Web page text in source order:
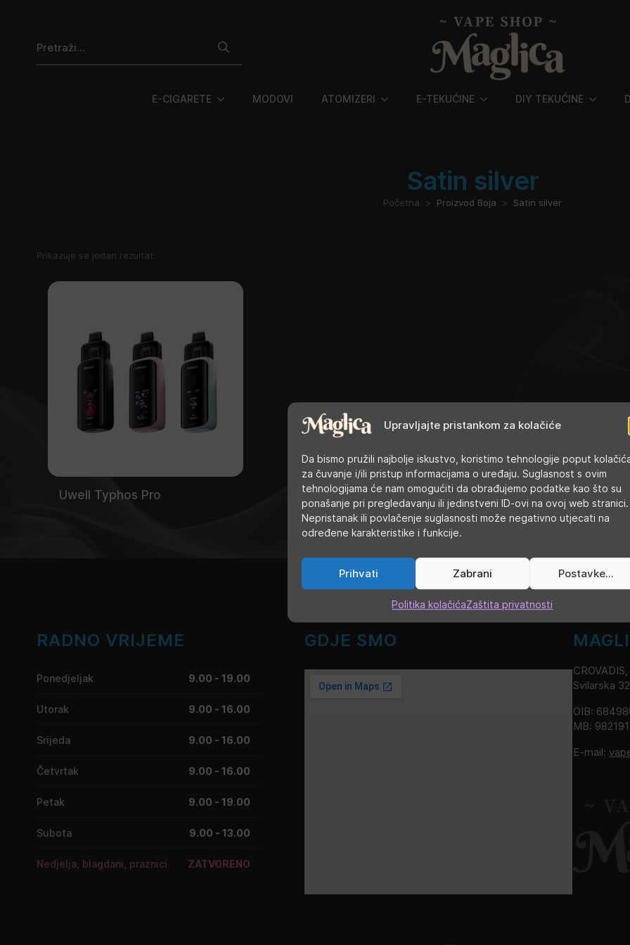
Upravljajte pristankom za kolačiće
Da bismo pružili najbolje iskustvo, koristimo tehnologije poput
za čuvanje i/ili pristup informacijama o uređaju. Suglasnost s ovim
tehnologijama će nam omogućiti da obrađujemo podatke kao što su
ponašanje pri pregledavanju ili jedinstveni ID-ovi na ovoj web stranici.
Nepristanak ili povlačenje suglasnosti može negativno utjecati na
određene karakteristike i funkcije.
Prihvati Zabrani Postavke...
Politika kolačićaZaštita privatnosti
E-CIGARETE MODOVI ATOMIZERI E-TEKUĆINE DIY TEKUĆINE
Satin silver
Početna Proizvod Boja Satin silver
Prikazuje se jedan rezultat
Uwell Typhos Pro
RADNO VRIJEME
Ponedjeljak 9.00 - 19.00
Utorak 9.00 - 16.00
Srijeda 9.00 - 16.00
Četvrtak 9.00 - 16.00
Petak 9.00 - 19.00
Subota 9.00 - 13.00
Nedjelja, blagdani, praznici ZATVORENO
GDJE SMO
Svilarska
OIB:
MB:
E-mail: